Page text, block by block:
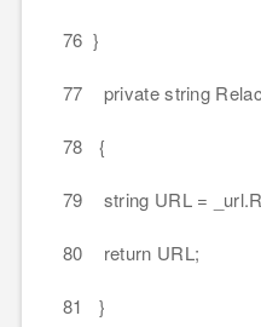
76 }
77 private string
78 {
79 string URL =
80 return URL;
81 }